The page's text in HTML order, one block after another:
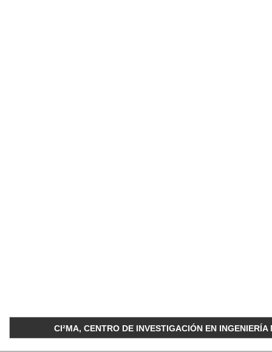
CI²MA, CENTRO DE INVESTIGACIÓN EN